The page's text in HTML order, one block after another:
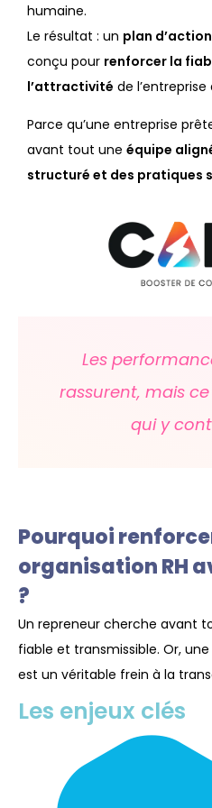
humaine.
Le résultat : un plan
conçu pour renforcer la
l’attractivité de
Parce qu’une entreprise
avant tout une équipe
structuré et des pratiques
Les
rassurent, mais
qui y
Pourquoi
organisation RH
?
Un repreneur cherche avant
fiable et transmissible. Or,
est un véritable frein à la
Les enjeux clés